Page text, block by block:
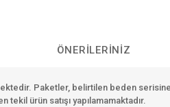
ÖNERILERINIZ
Paketler, belirtilen beden serisine
ürün satışı yapılamamaktadır.